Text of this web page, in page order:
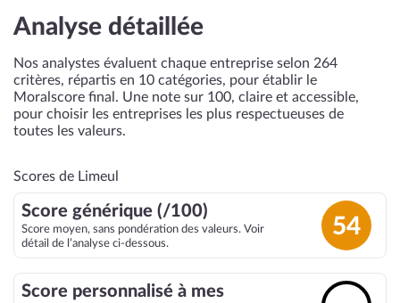
Analyse détaillée
Nos analystes évaluent chaque entreprise selon 264
critères, répartis en 10 catégories, pour établir le
Moralscore final. Une note sur 100, claire et accessible,
pour choisir les entreprises les plus respectueuses de
toutes les valeurs.
Scores de Limeul
Score générique (/100)
Score moyen, sans pondération des valeurs. Voir
détail de l’analyse ci-dessous.
54
Score personnalisé à mes